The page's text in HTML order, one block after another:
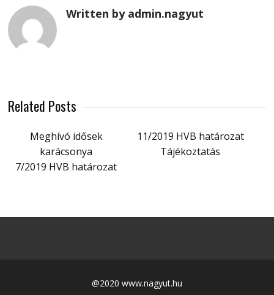
Written by admin.nagyut
Related Posts
Meghívó idősek
karácsonya
11/2019 HVB határozat
Tájékoztatás
7/2019 HVB határozat
@2020 www.nagyut.hu